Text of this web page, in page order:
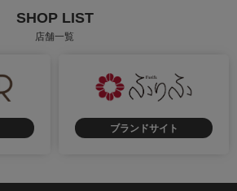
SHOP LIST
店舗一覧
ブランドサイト